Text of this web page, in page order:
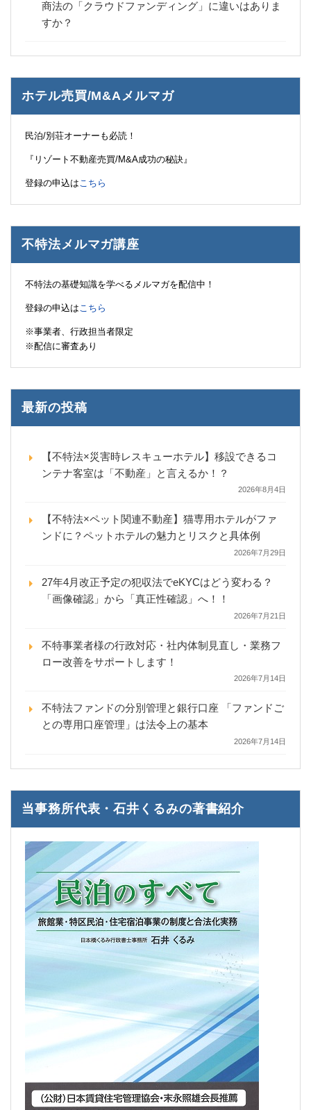
商法の「クラウドファンディング」に違いはありま
すか？
ホテル売買/M&Aメルマガ
民泊/別荘オーナーも必読！
『リゾート不動産売買/M&A成功の秘訣』
登録の申込は こちら
不特法メルマガ講座
不特法の基礎知識を学べるメルマガを配信中！
登録の申込は こちら
※事業者、行政担当者限定
※配信に審査あり
最新の投稿
【不特法×災害時レスキューホテル】移設できるコ
ンテナ客室は「不動産」と言えるか！？
2026年8月4日
【不特法×ペット関連不動産】猫専用ホテルがファ
ンドに？ペットホテルの魅力とリスクと具体例
2026年7月29日
27年4月改正予定の犯収法でeKYCはどう変わる？
「画像確認」から「真正性確認」へ！！
2026年7月21日
不特事業者様の行政対応・社内体制見直し・業務フ
ロー改善をサポートします！
2026年7月14日
不特法ファンドの分別管理と銀行口座 「ファンドご
との専用口座管理」は法令上の基本
2026年7月14日
当事務所代表・石井くるみの著書紹介